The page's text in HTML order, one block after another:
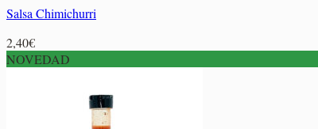
Salsa Chimichurri
2,40€
NOVEDAD